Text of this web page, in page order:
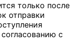
только после
отправки
с